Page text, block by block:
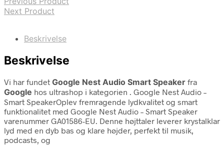
Next Product
Beskrivelse
Beskrivelse
Vi har fundet Google Nest Audio Smart Speaker fra
Google hos ultrashop i kategorien . Google Nest Audio –
Smart SpeakerOplev fremragende lydkvalitet og smart
funktionalitet med Google Nest Audio – Smart Speaker
varenummer GA01586-EU. Denne højttaler leverer krystalklar
lyd med en dyb bas og klare højder, perfekt til musik,
podcasts, og